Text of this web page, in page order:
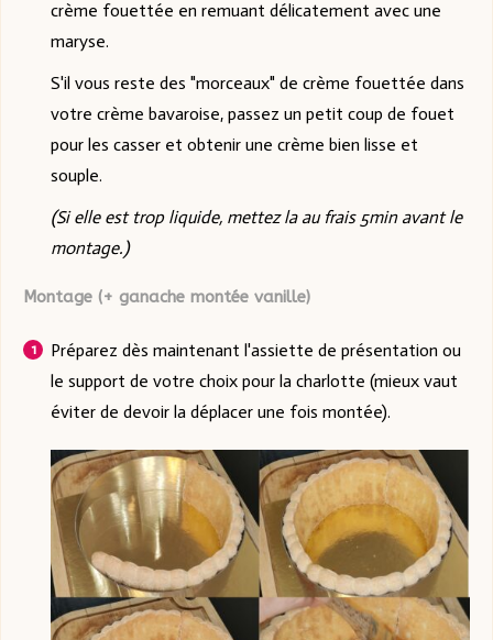
crème fouettée en remuant délicatement avec une
maryse.
S'il vous reste des "morceaux" de crème fouettée dans
votre crème bavaroise, passez un petit coup de fouet
pour les casser et obtenir une crème bien lisse et
souple.
(Si elle est trop liquide, mettez la au frais 5min avant le
montage.)
Montage (+ ganache montée vanille)
Préparez dès maintenant l'assiette de présentation ou
le support de votre choix pour la charlotte (mieux vaut
éviter de devoir la déplacer une fois montée).